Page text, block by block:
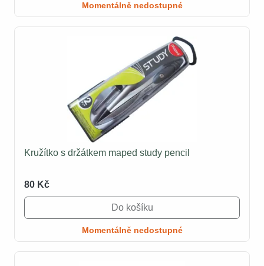
Momentálně nedostupné
Kružítko s držátkem maped study pencil
80 Kč
Do košíku
Momentálně nedostupné